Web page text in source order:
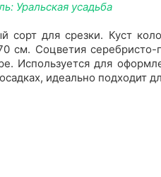
Уральская усадьба
сорт для срезки. Куст
см. Соцветия серебристо-
Используется для
идеально подходит